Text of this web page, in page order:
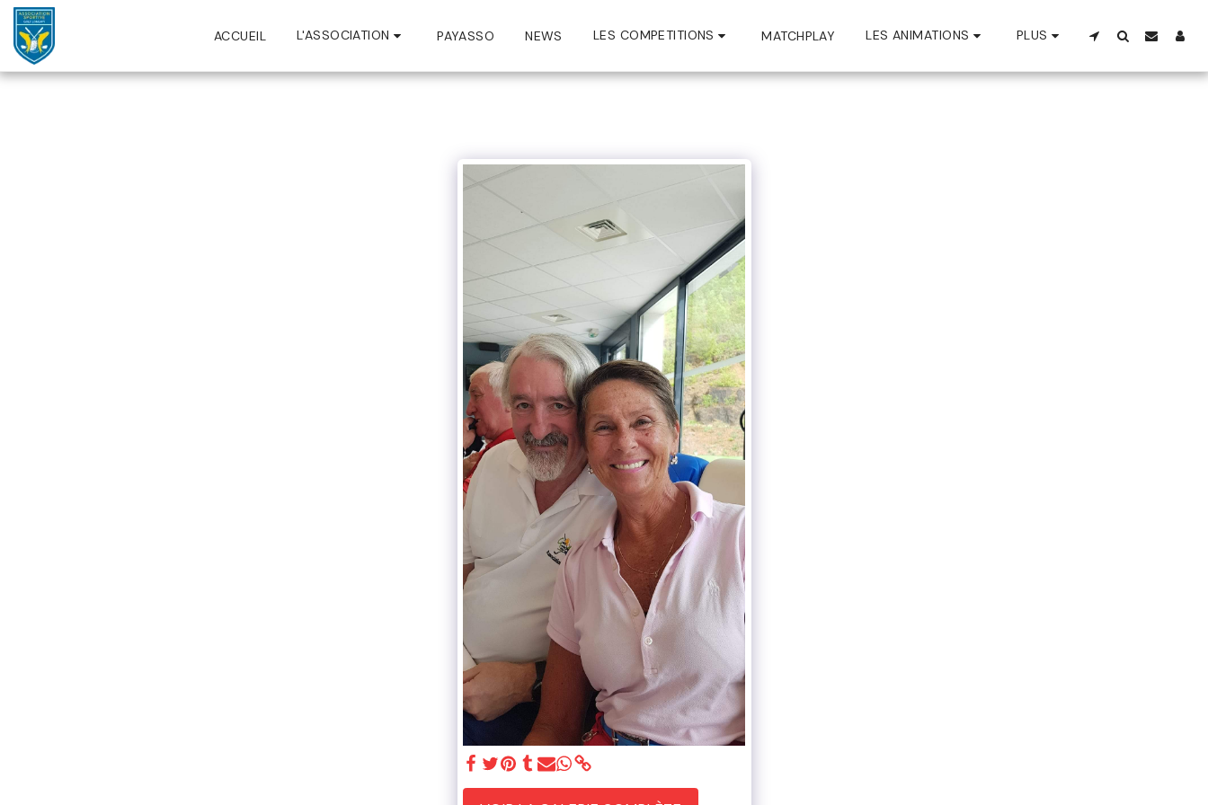
ACCUEIL L'ASSOCIATION PAYASSO NEWS LES COMPETITIONS MATCHPLAY LES ANIMATIONS PLUS